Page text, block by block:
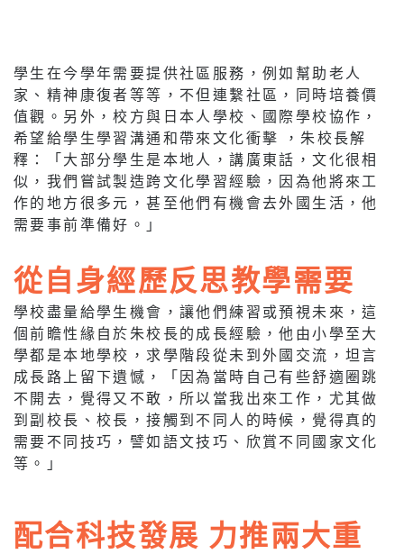
學生在今學年需要提供社區服務，例如幫助老人
家、精神康復者等等，不但連繫社區，同時培養價
值觀。另外，校方與日本人學校、國際學校協作，
希望給學生學習溝通和帶來文化衝擊 ，朱校長解
釋：「大部分學生是本地人，講廣東話，文化很相
似，我們嘗試製造跨文化學習經驗，因為他將來工
作的地方很多元，甚至他們有機會去外國生活，他
需要事前準備好。」
從自身經歷反思教學需要
學校盡量給學生機會，讓他們練習或預視未來，這
個前瞻性緣自於朱校長的成長經驗，他由小學至大
學都是本地學校，求學階段從未到外國交流，坦言
成長路上留下遺憾，「因為當時自己有些舒適圈跳
不開去，覺得又不敢，所以當我出來工作，尤其做
到副校長、校長，接觸到不同人的時候，覺得真的
需要不同技巧，譬如語文技巧、欣賞不同國家文化
等。」
配合科技發展 力推兩大重